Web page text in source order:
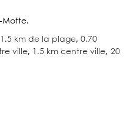
Motte
1.5 km de la plage 0.70
ville 1.5 km centre ville
20